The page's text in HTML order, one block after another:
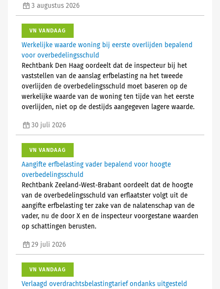
3 augustus 2026
VN VANDAAG
Werkelijke waarde woning bij eerste overlijden bepalend
voor overbedelingsschuld
Rechtbank Den Haag oordeelt dat de inspecteur bij het
vaststellen van de aanslag erfbelasting na het tweede
overlijden de overbedelingsschuld moet baseren op de
werkelijke waarde van de woning ten tijde van het eerste
overlijden, niet op de destijds aangegeven lagere waarde.
30 juli 2026
VN VANDAAG
Aangifte erfbelasting vader bepalend voor hoogte
overbedelingsschuld
Rechtbank Zeeland-West-Brabant oordeelt dat de hoogte
van de overbedelingsschuld van erflaatster volgt uit de
aangifte erfbelasting ter zake van de nalatenschap van de
vader, nu de door X en de inspecteur voorgestane waarden
op schattingen berusten.
29 juli 2026
VN VANDAAG
Verlaagd overdrachtsbelastingtarief ondanks uitgesteld